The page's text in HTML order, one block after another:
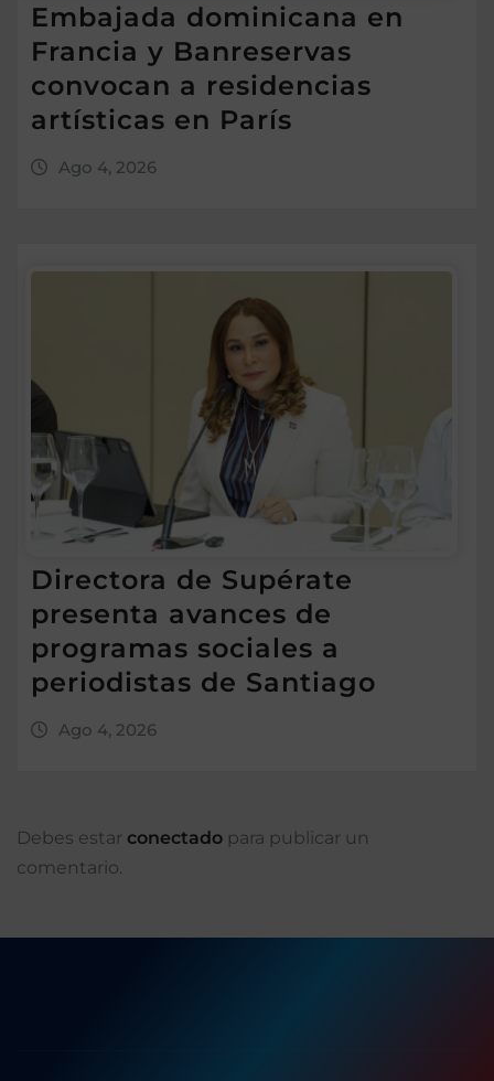
Embajada dominicana en
Francia y Banreservas
convocan a residencias
artísticas en París
Ago 4, 2026
Directora de Supérate
presenta avances de
programas sociales a
periodistas de Santiago
Ago 4, 2026
Debes estar conectado para publicar un
comentario.